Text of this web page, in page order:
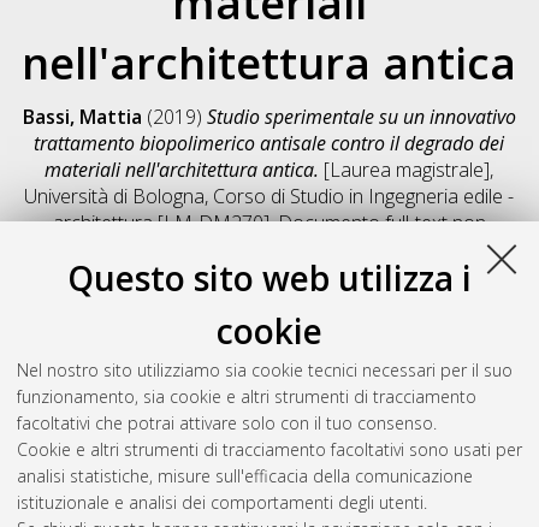
Questo sito web utilizza i
cookie
Nel nostro sito utilizziamo sia cookie tecnici necessari per il suo
funzionamento, sia cookie e altri strumenti di tracciamento
facoltativi che potrai attivare solo con il tuo consenso.
Cookie e altri strumenti di tracciamento facoltativi sono usati per
analisi statistiche, misure sull'efficacia della comunicazione
istituzionale e analisi dei comportamenti degli utenti.
nell'architettura antica
Bassi, Mattia (2019) Studio sperimentale su un innovativo
trattamento biopolimerico antisale contro il degrado dei
materiali nell'architettura antica. [Laurea magistrale],
Università di Bologna, Corso di Studio in Ingegneria edile -
architettura [LM-DM270], Documento full-text non
Salva citazione
Condividi
Il full-text non è disponibile per scelta dell'autore. (
Abstract
Altri metadati
Gestione del documento: